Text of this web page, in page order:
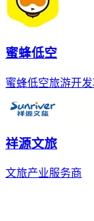
蜜蜂低空
蜜蜂低空旅游开
祥源文旅
文旅产业服务商